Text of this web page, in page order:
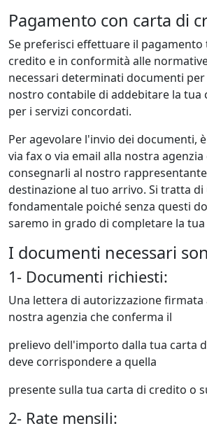
Pagamento con carta di
Se preferisci effettuare il
credito e in conformità alle
necessari determinati documenti
nostro contabile di addebitare la tua
per i servizi concordati.
Per agevolare l'invio dei documenti,
via fax o via email alla nostra
consegnarli al nostro
destinazione al tuo arrivo. Si tratta di
fondamentale poiché senza questi
saremo in grado di completare la
I documenti necessari
1- Documenti richiesti:
Una lettera di autorizzazione firmata
nostra agenzia che conferma il
prelievo dell'importo dalla tua carta
deve corrispondere a quella
presente sulla tua carta di credito o
2- Rate mensili: